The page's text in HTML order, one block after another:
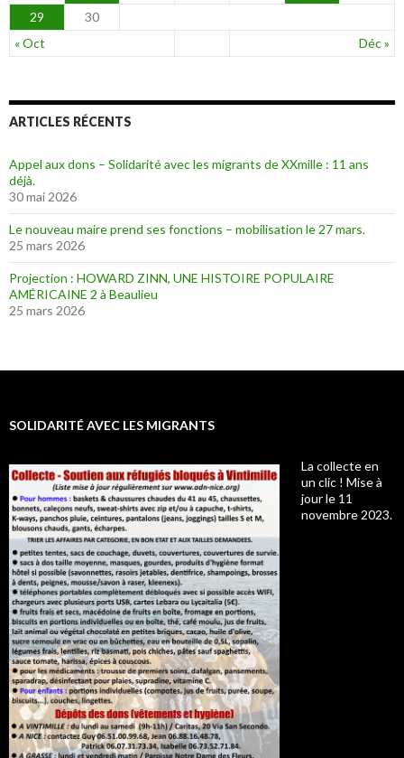
« Oct Déc »
29
30
ARTICLES RÉCENTS
Appel aux dons – Solidarité avec les migrants de XXmille : 11 ans
déjà.
30 mai 2026
Le nouveau maire prend ses fonctions – mobilisation le 27 mars.
25 mars 2026
Projection : HOWARD ZINN, UNE HISTOIRE POPULAIRE
AMÉRICAINE 2 à Beaulieu
25 mars 2026
SOLIDARITÉ AVEC LES MIGRANTS
La collecte en
un clic ! Mise à
jour le 11
novembre 2023.